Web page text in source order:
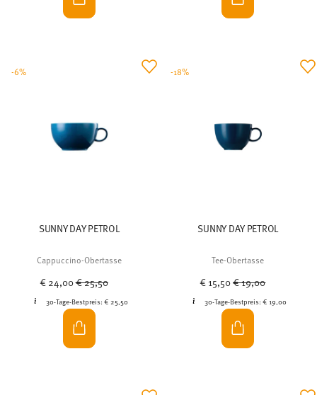
SUNNY DAY PETROL
Cappuccino-Obertasse
€ 24,00Price reduced from
€ 25,50
30-Tage-Bestpreis: € 25,50
-6%
SUNNY DAY PETROL
Tee-Obertasse
€ 15,50Price reduced from
€ 19,00
30-Tage-Bestpreis:€ 19,00
-18%